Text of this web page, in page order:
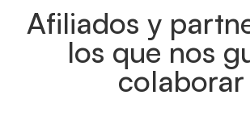
Afiliados y
los que nos
colaborar